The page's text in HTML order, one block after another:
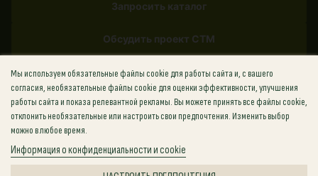
Мы используем обязательные файлы cookie для работы сайта и, с вашего
согласия, необязательные файлы cookie для оценки эффективности, улучшения
работы сайта и показа релевантной рекламы. Вы можете принять все файлы cookie,
отклонить необязательные или настроить свои предпочтения. Изменить выбор
можно в любое время.
Информация о конфиденциальности и cookie
Запросить каталог
Обсудить проект СТМ
✉sales@korvel-food.com
Греция +30 (211) 198-8817
Великобритания +44 (748) 881-8814
Польша +48 (459) 569-286